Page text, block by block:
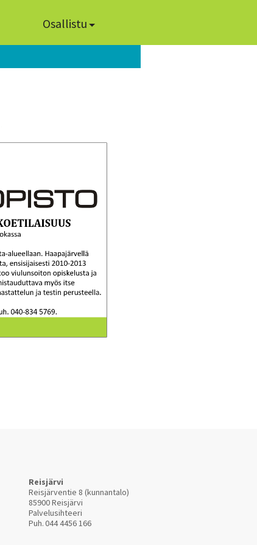
Osallistu
Reisjärvi
Reisjärventie 8 (kunnantalo)
85900 Reisjärvi
Palvelusihteeri
Puh.044 4456 166